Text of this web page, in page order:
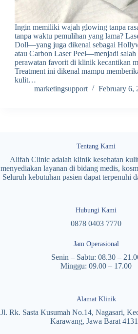
Ingin memiliki wajah glowing tanpa
tanpa waktu pemulihan yang lama?
Doll—yang juga dikenal sebagai
atau Carbon Laser Peel—menjadi salah
perawatan favorit di klinik kecantikan
Treatment ini dikenal mampu
kulit…
marketingsupport
February 6,
Tentang Kami
Alifah Clinic adalah klinik kesehatan
menyediakan layanan di bidang medis,
Seluruh kebutuhan pasien dapat terpenuhi
Hubungi Kami
0878 0403 7770
Jam Operasional
Senin – Sabtu: 08.30 –
Minggu: 09.00 – 17.00
Alamat Klinik
Jl. Rk. Sasta Kusumah No.14, Nagasari,
Karawang, Jawa Barat